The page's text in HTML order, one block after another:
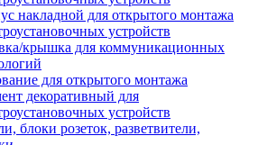
накладной для открытого монтажа
устройств
крышка для коммуникационных
для открытого монтажа
декоративный для
устройств
блоки розеток, разветвители,